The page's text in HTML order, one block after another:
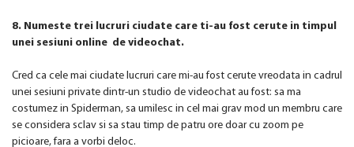
8. Numeste trei lucruri ciudate care ti-au fost cerute in timpul
unei sesiuni online de videochat.
Cred ca cele mai ciudate lucruri care mi-au fost cerute vreodata in cadrul
unei sesiuni private dintr-un studio de videochat au fost: sa ma
costumez in Spiderman, sa umilesc in cel mai grav mod un membru care
se considera sclav si sa stau timp de patru ore doar cu zoom pe
picioare, fara a vorbi deloc.